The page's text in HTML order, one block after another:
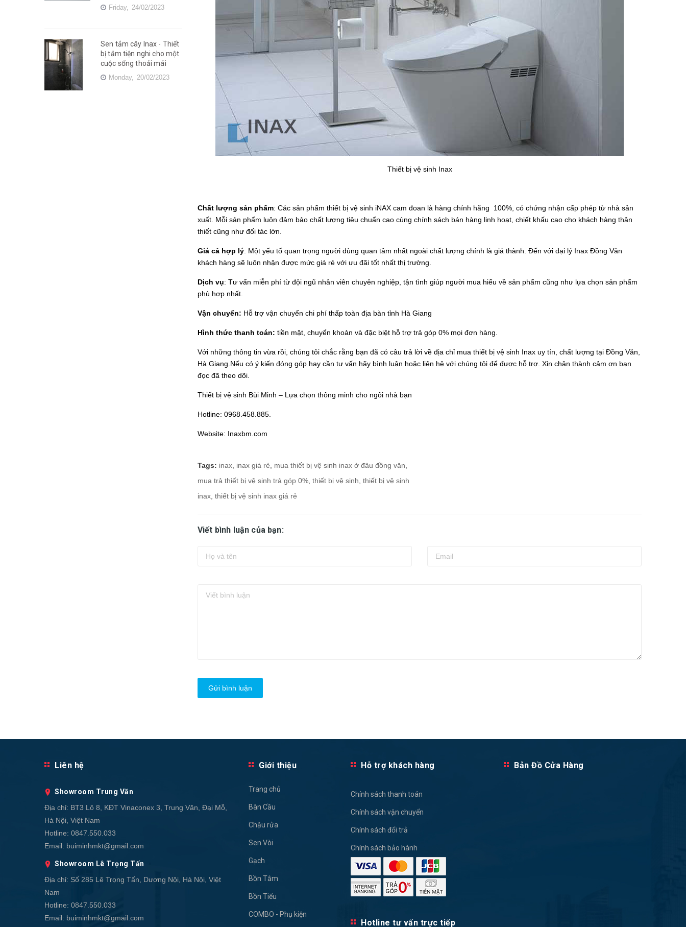
Thiết bị vệ sinh Inax
Chất lượng sản phẩm: Các sản phẩm thiết bị vệ sinh iNAX cam đoan là hàng chính hãng 100%, có chứng nhận cấp phép từ nhà sản
xuất. Mỗi sản phẩm luôn đảm bảo chất lượng tiêu chuẩn cao cùng chính sách bán hàng linh hoạt, chiết khấu cao cho khách hàng thân
thiết cũng như đối tác lớn.
Giá cả hợp lý: Một yếu tố quan trọng người dùng quan tâm nhất ngoài chất lượng chính là giá thành. Đến với đại lý Inax Đồng Văn
khách hàng sẽ luôn nhận được mức giá rẻ với ưu đãi tốt nhất thị trường.
Dịch vụ: Tư vấn miễn phí từ đội ngũ nhân viên chuyên nghiệp, tận tình giúp người mua hiểu về sản phẩm cũng như lựa chọn sản phẩm
phù hợp nhất.
Vận chuyển: Hỗ trợ vận chuyển chi phí thấp toàn địa bàn tỉnh Hà Giang
Hình thức thanh toán: tiền mặt, chuyển khoản và đặc biệt hỗ trợ trả góp 0% mọi đơn hàng.
Với những thông tin vừa rồi, chúng tôi chắc rằng bạn đã có câu trả lời về địa chỉ mua thiết bị vệ sinh Inax uy tín, chất lượng tại Đồng Văn,
Hà Giang.Nếu có ý kiến đóng góp hay cần tư vấn hãy bình luận hoặc liên hệ với chúng tôi để được hỗ trợ. Xin chân thành cảm ơn bạn
đọc đã theo dõi.
Thiết bị vệ sinh Bùi Minh – Lựa chọn thông minh cho ngôi nhà bạn
Hotline: 0968.458.885.
Website: Inaxbm.com
Tags: inax, inax giá rẻ, mua thiết bị vệ sinh inax ở đâu đồng văn,
mua trả thiết bị vệ sinh trả góp 0%, thiết bị vệ sinh, thiết bị vệ sinh
inax, thiết bị vệ sinh inax giá rẻ
Viết bình luận của bạn:
Gửi bình luận
Friday, 24/02/2023
Sen tắm cây Inax - Thiết
bị tắm tiện nghi cho một
cuộc sống thoải mái
Monday, 20/02/2023
Liên hệ
Showroom Trung Văn
Địa chỉ: BT3 Lô 8, KĐT Vinaconex 3, Trung Văn, Đại Mỗ,
Hà Nội, Việt Nam
Hotline: 0847.550.033
Email: buiminhmkt@gmail.com
Showroom Lê Trọng Tấn
Địa chỉ: Số 285 Lê Trọng Tấn, Dương Nội, Hà Nội, Việt
Nam
Hotline: 0847.550.033
Email: buiminhmkt@gmail.com
Giới thiệu
Trang chủ
Bàn Cầu
Chậu rửa
Sen Vòi
Gạch
Bồn Tắm
Bồn Tiểu
COMBO - Phụ kiện
Hỗ trợ khách hàng
Chính sách thanh toán
Chính sách vận chuyển
Chính sách đổi trả
Chính sách bảo hành
Hotline tư vấn trực tiếp
Bản Đồ Cửa Hàng